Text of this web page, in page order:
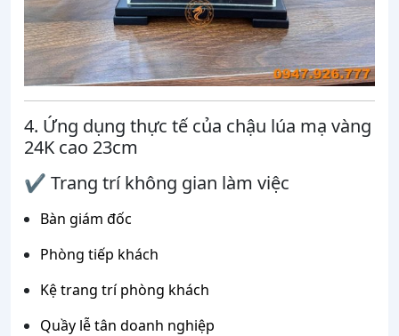
4. Ứng dụng thực tế của chậu lúa mạ vàng
24K cao 23cm
✔ Trang trí không gian làm việc
Bàn giám đốc
Phòng tiếp khách
Kệ trang trí phòng khách
Quầy lễ tân doanh nghiệp